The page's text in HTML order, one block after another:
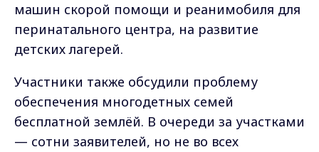
машин скорой помощи и реанимобиля для
перинатального центра, на развитие
детских лагерей.
Участники также обсудили проблему
обеспечения многодетных семей
бесплатной землёй. В очереди за участками
— сотни заявителей, но не во всех